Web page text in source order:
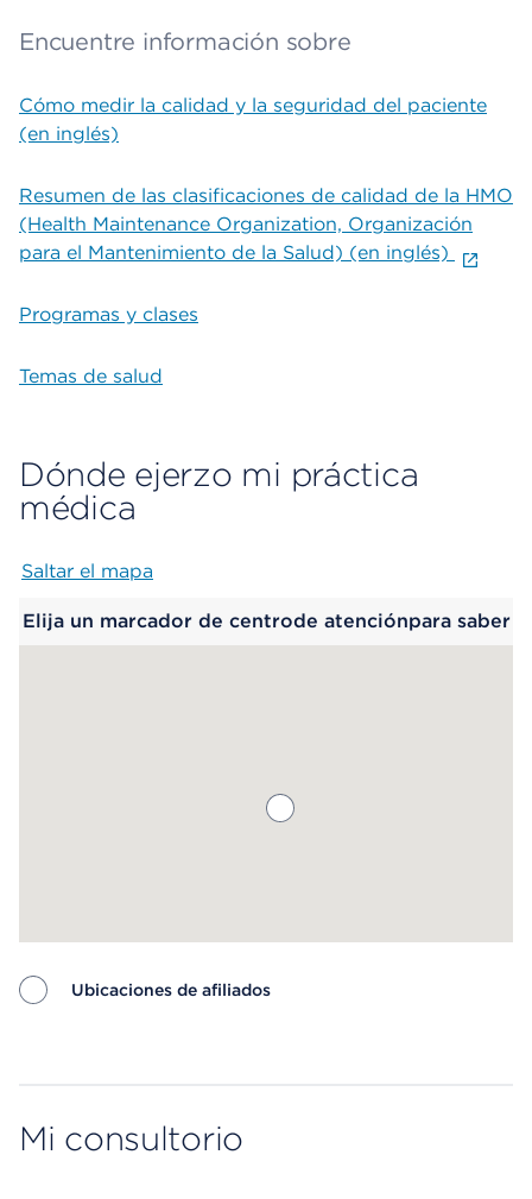
Encuentre información sobre
Cómo medir la calidad y la seguridad del paciente
(en inglés)
Resumen de las clasificaciones de calidad de la HMO
(Health Maintenance Organization, Organización
para el Mantenimiento de la Salud) (en inglés)
Programas y clases
Temas de salud
Dónde ejerzo mi práctica
médica
Saltar el mapa
Elija un marcador de centrode atenciónpara saber
Ubicaciones de afiliados
Mi consultorio